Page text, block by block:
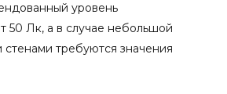
уровень
50 Лк, а в случае небольшой
требуются значения